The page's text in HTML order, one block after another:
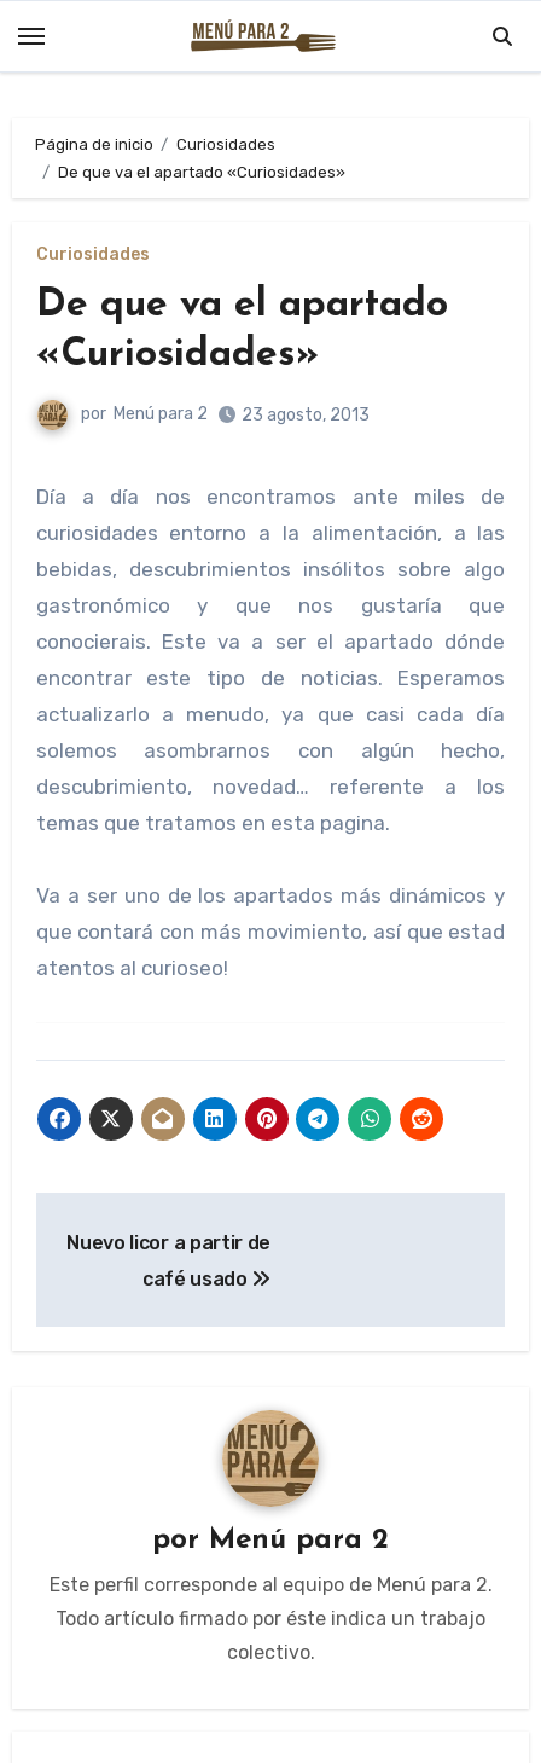
Página de inicio
Curiosidades
De que va el apartado «Curiosidades»
Curiosidades
De que va el apartado
«Curiosidades»
por Menú para 2 23 agosto, 2013
Día a día nos encontramos ante miles de
curiosidades entorno a la alimentación, a las
bebidas, descubrimientos insólitos sobre algo
gastronómico y que nos gustaría que
conocierais. Este va a ser el apartado dónde
encontrar este tipo de noticias. Esperamos
actualizarlo a menudo, ya que casi cada día
solemos asombrarnos con algún hecho,
descubrimiento, novedad… referente a los
temas que tratamos en esta pagina.
Va a ser uno de los apartados más dinámicos y
que contará con más movimiento, así que estad
atentos al curioseo!
Nuevo licor a partir de
café usado
por Menú para 2
Este perfil corresponde al equipo de Menú para 2.
Todo artículo firmado por éste indica un trabajo
colectivo.